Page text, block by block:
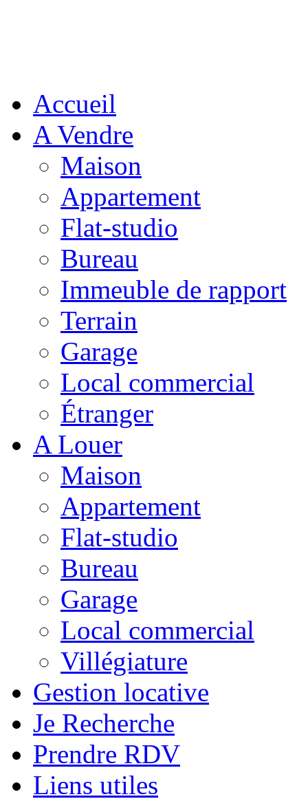
Accueil
A Vendre
Maison
Appartement
Flat-studio
Bureau
Immeuble de rapport
Terrain
Garage
Local commercial
Étranger
A Louer
Maison
Appartement
Flat-studio
Bureau
Garage
Local commercial
Villégiature
Gestion locative
Je Recherche
Prendre RDV
Liens utiles